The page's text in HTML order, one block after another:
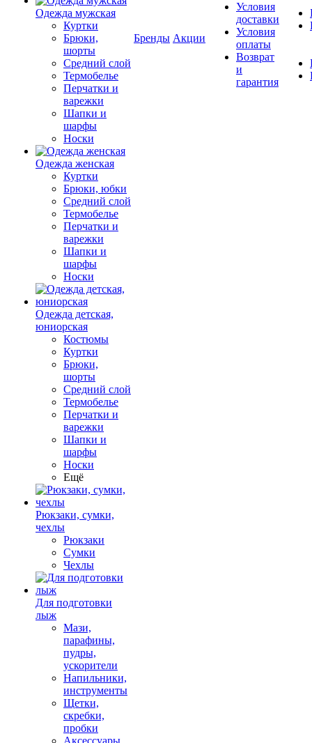
Одежда мужская
Куртки
Брюки,
шорты
Средний слой
Термобелье
Перчатки и
варежки
Шапки и
шарфы
Носки
Одежда женская
Куртки
Брюки, юбки
Средний слой
Термобелье
Перчатки и
варежки
Шапки и
шарфы
Носки
Одежда детская,
юниорская
Костюмы
Куртки
Брюки,
шорты
Средний слой
Термобелье
Перчатки и
варежки
Шапки и
шарфы
Носки
Ещё
Рюкзаки, сумки,
чехлы
Рюкзаки
Сумки
Чехлы
Для подготовки
лыж
Мази,
парафины,
пудры,
ускорители
Напильники,
инструменты
Щетки,
скребки,
пробки
Аксессуары
Бренды Акции
Условия
доставки
Условия
оплаты
Возврат
и
гарантия